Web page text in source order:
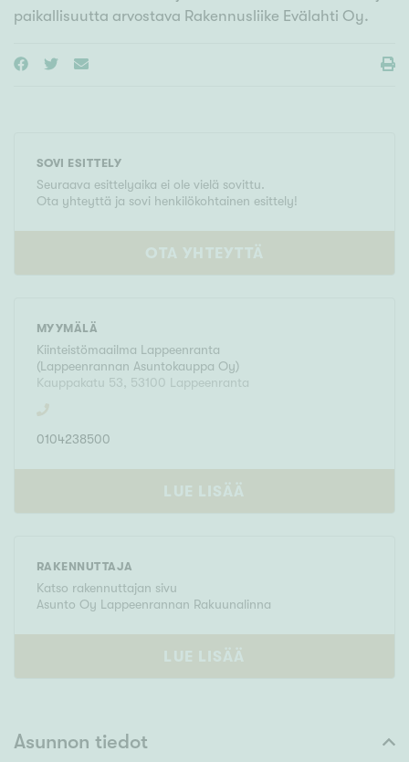
paikallisuutta arvostava Rakennusliike Evälahti Oy.
SOVI ESITTELY
Seuraava esittelyaika ei ole vielä sovittu.
Ota yhteyttä ja sovi henkilökohtainen esittely!
OTA YHTEYTTÄ
MYYMÄLÄ
Kiinteistömaailma Lappeenranta
(Lappeenrannan Asuntokauppa Oy)
Kauppakatu 53, 53100 Lappeenranta
0104238500
LUE LISÄÄ
RAKENNUTTAJA
Katso rakennuttajan sivu
Asunto Oy Lappeenrannan Rakuunalinna
LUE LISÄÄ
Asunnon tiedot